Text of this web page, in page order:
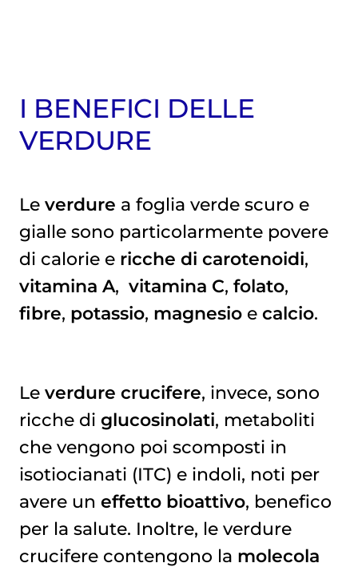
I BENEFICI DELLE
VERDURE
Le verdure a foglia verde scuro e
gialle sono particolarmente povere
di calorie e ricche di carotenoidi,
vitamina A, vitamina C,folato,
fibre, potassio, magnesioe calcio.
Le verdure crucifere, invece, sono
ricche di glucosinolati, metaboliti
che vengono poi scomposti in
isotiocianati (ITC) e indoli, noti per
avere un effetto bioattivo, benefico
per la salute. Inoltre, le verdure
crucifere contengono la molecola